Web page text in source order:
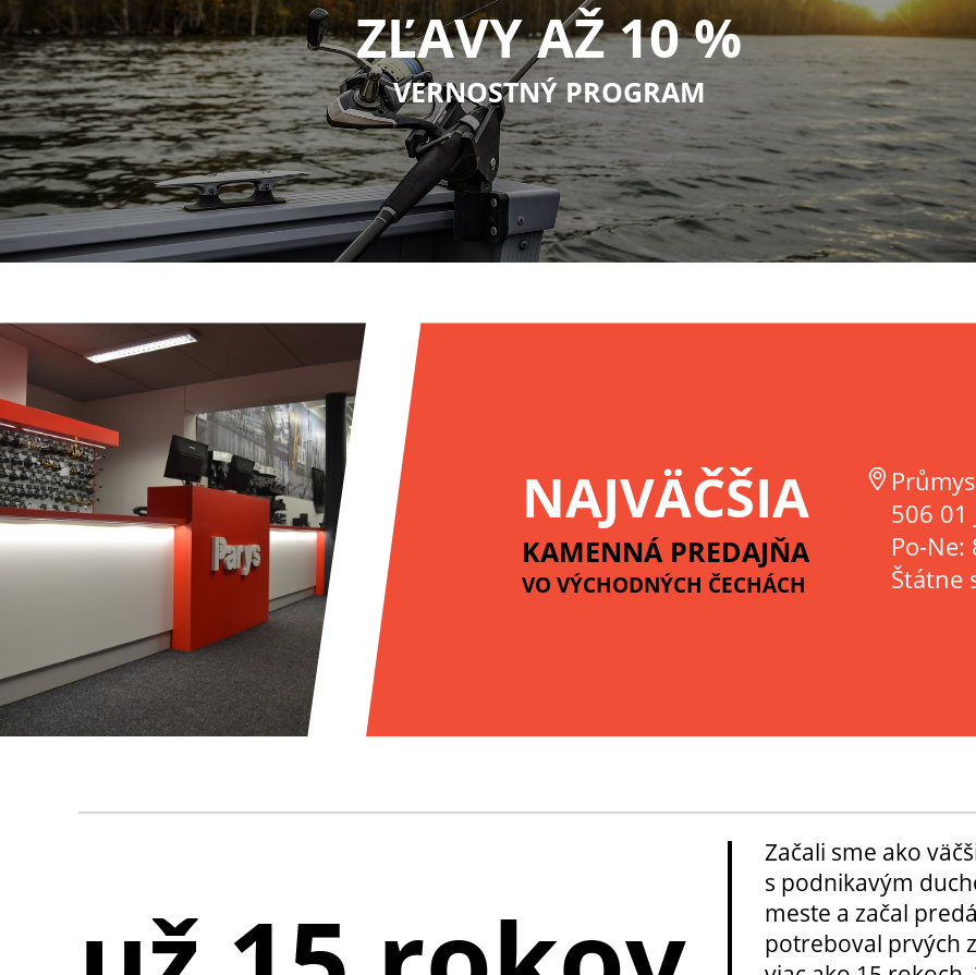
ZĽAVY AŽ 10 %
VERNOSTNÝ PROGRAM
NAJVÄČŠIA
KAMENNÁ PREDAJŇA
VO VÝCHODNÝCH ČECHÁCH
506 01
Po-
Štátne
Začali sme ako
s podnikavým
meste a začal
potreboval prvých